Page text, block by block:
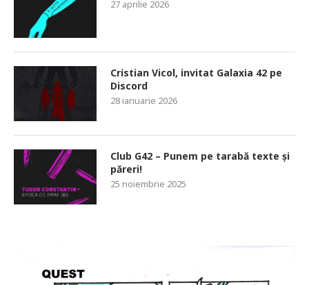
27 aprilie 2026
Cristian Vicol, invitat Galaxia 42 pe
Discord
28 ianuarie 2026
Club G42 – Punem pe tarabă texte și
păreri!
25 noiembrie 2025